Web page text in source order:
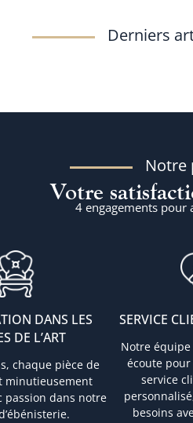
Derniers
Notre
Votre
4 engagements pour
DANS LES
DE L’ART
chaque pièce de
minutieusement
passion dans notre
SERVICE
Notre
écoute
service
besoins